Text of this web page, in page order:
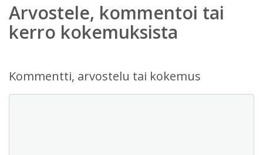
Arvostele, kommentoi tai
kerro kokemuksista
Kommentti, arvostelu tai kokemus